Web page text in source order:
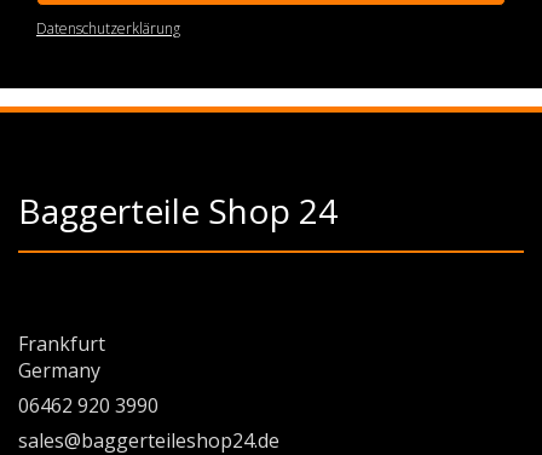
Datenschutzerklärung
Baggerteile Shop 24
Frankfurt
Germany
06462 920 3990
sales@baggerteileshop24.de